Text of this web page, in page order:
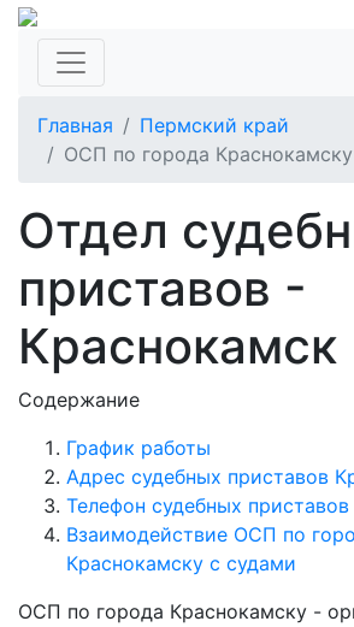
Главная
Пермский край
ОСП по города Краснокамску
Отдел
приставов -
Краснокамск
Содержание
График работы
Адрес судебных приставов
Телефон судебных приставов
Взаимодействие ОСП по
Краснокамску с судами
ОСП по города Краснокамску -